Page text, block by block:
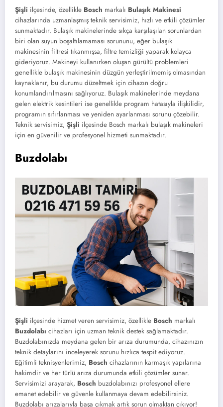
Şişli ilçesinde, özellikle Bosch markalı Bulaşık Makinesi
cihazlarında uzmanlaşmış teknik servisimiz, hızlı ve etkili çözümler
sunmaktadır. Bulaşık makinelerinde sıkça karşılaşılan sorunlardan
biri olan suyun boşaltılamaması sorununu, eğer bulaşık
makinesinin filtresi tıkanmışsa, filtre temizliği yaparak kolayca
gideriyoruz. Makineyi kullanırken oluşan gürültü problemleri
genellikle bulaşık makinesinin düzgün yerleştirilmemiş olmasından
kaynaklanır, bu durumu düzeltmek için cihazın doğru
konumlandırılmasını sağlıyoruz. Bulaşık makinelerinde meydana
gelen elektrik kesintileri ise genellikle program hatasıyla ilişkilidir,
programın sıfırlanması ve yeniden ayarlanması sorunu çözebilir.
Teknik servisimiz, Şişli ilçesinde Bosch markalı bulaşık makineleri
için en güvenilir ve profesyonel hizmeti sunmaktadır.
Buzdolabı
Şişli ilçesinde hizmet veren servisimiz, özellikle Bosch markalı
Buzdolabı cihazları için uzman teknik destek sağlamaktadır.
Buzdolabınızda meydana gelen bir arıza durumunda, cihazınızın
teknik detaylarını inceleyerek sorunu hızlıca tespit ediyoruz.
Eğitimli teknisyenlerimiz, Bosch cihazlarının karmaşık yapılarına
hakimdir ve her türlü arıza durumunda etkili çözümler sunar.
Servisimizi arayarak, Bosch buzdolabınızı profesyonel ellere
emanet edebilir ve güvenle kullanmaya devam edebilirsiniz.
Buzdolabı arızalarıyla başa çıkmak artık sorun olmaktan çıkıyor!